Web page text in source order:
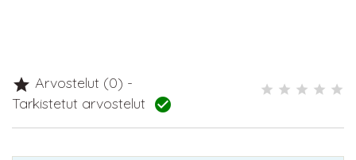
 Arvostelut (0) -
Tarkistetut arvostelut 